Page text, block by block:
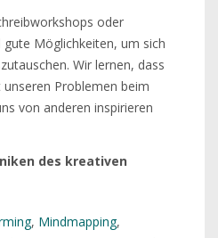
oder
Möglichkeiten, um sich
Wir lernen, dass
Problemen beim
von anderen inspirieren
des kreativen
, Mindmapping,